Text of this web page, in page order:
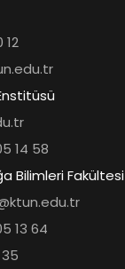
12
14 58
Bilimleri Fakültesi
13 64